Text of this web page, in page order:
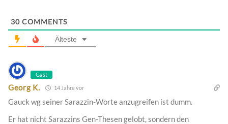
30 COMMENTS
Älteste
Gast
Georg K. 14 Jahre vor
Gauck wg seiner Sarazzin-Worte anzugreifen ist dumm.
Er hat nicht Sarazzins Gen-Thesen gelobt, sondern den